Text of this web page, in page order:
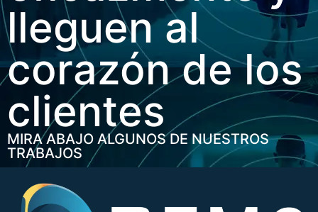
lleguen al
corazón de los
clientes
MIRA ABAJO ALGUNOS DE NUESTROS
TRABAJOS